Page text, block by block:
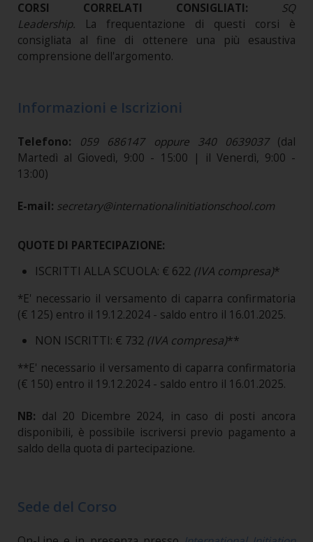
CORSI CORRELATI CONSIGLIATI: SQ
Leadership. La frequentazione di questi corsi è
consigliata al fine di ottenere una più esaustiva
comprensione dell'argomento.
Informazioni e Iscrizioni
Telefono: 059 686147 oppure 340 0639037 (dal
Martedì al Giovedì, 9:00 - 15:00 | il Venerdì, 9:00 -
13:00)
E-mail: secretary@internationalinitiationschool.com
QUOTE DI PARTECIPAZIONE:
ISCRITTI ALLA SCUOLA: € 622 (IVA compresa)*
*E' necessario il versamento di caparra confirmatoria
(€ 125) entro il 19.12.2024 - saldo entro il 16.01.2025.
NON ISCRITTI: € 732 (IVA compresa)**
**E' necessario il versamento di caparra confirmatoria
(€ 150) entro il 19.12.2024 - saldo entro il 16.01.2025.
NB: dal 20 Dicembre 2024, in caso di posti ancora
disponibili, è possibile iscriversi previo pagamento a
saldo della quota di partecipazione.
Sede del Corso